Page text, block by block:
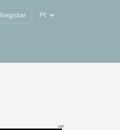
Registar Pt
VIP